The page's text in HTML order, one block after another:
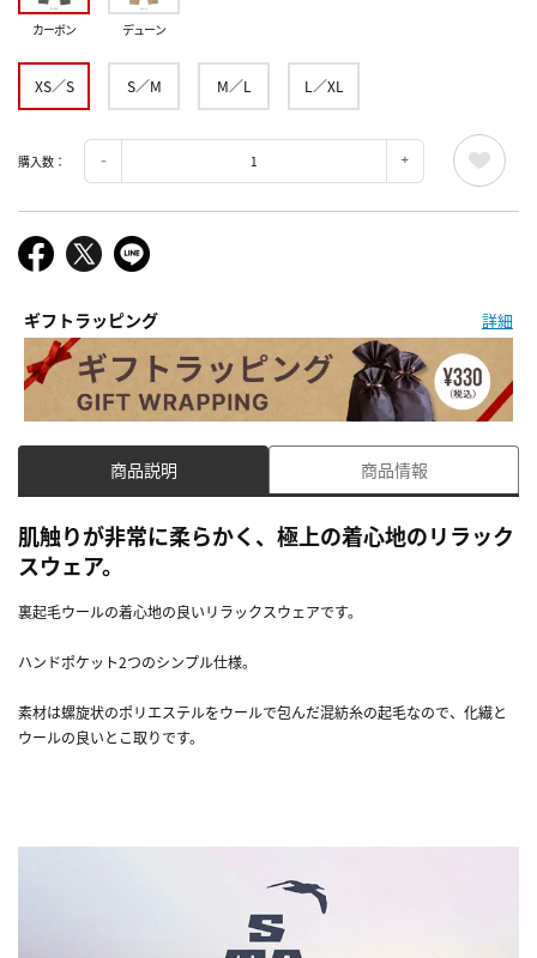
カーボン デューン
XS／S S／M M／L L／XL
購入数：
ギフトラッピング 詳細
商品説明 商品情報
肌触りが非常に柔らかく、極上の着心地のリラック
スウェア。
裏起毛ウールの着心地の良いリラックスウェアです。
ハンドポケット2つのシンプル仕様。
素材は螺旋状のポリエステルをウールで包んだ混紡糸の起毛なので、化繊と
ウールの良いとこ取りです。